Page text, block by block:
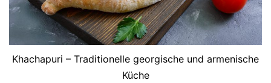
Khachapuri – Traditionelle georgische und armenische
Küche